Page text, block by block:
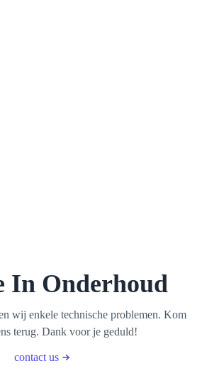
In Onderhoud
wij enkele technische problemen. Kom
terug. Dank voor je geduld!
contact us